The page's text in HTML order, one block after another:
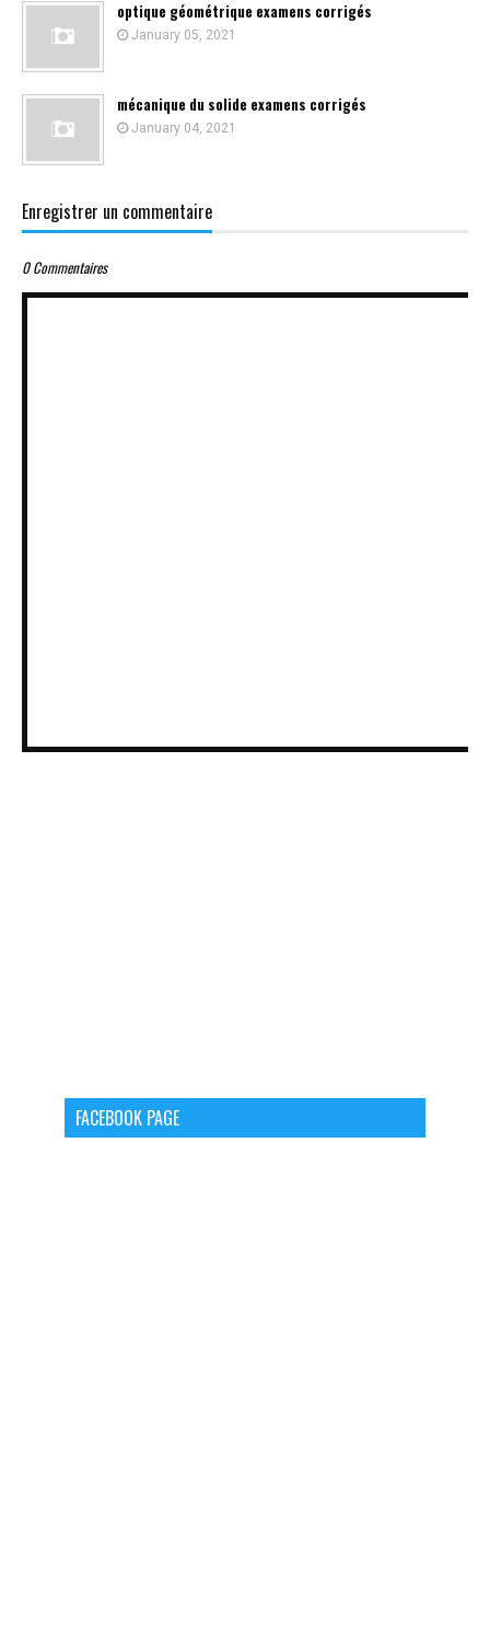
optique géométrique examens corrigés
January 05, 2021
mécanique du solide examens corrigés
January 04, 2021
Enregistrer un commentaire
0 Commentaires
FACEBOOK PAGE